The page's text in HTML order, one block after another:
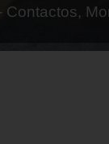
e Horarios